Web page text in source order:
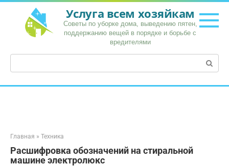
Перейти
контенту
Услуга всем хозяйкам
Советы по уборке дома, выведению пятен,
поддержанию вещей в порядке и борьбе с
вредителями
Поиск:
Главная » Техника
Расшифровка обозначений на стиральной
машине электролюкс